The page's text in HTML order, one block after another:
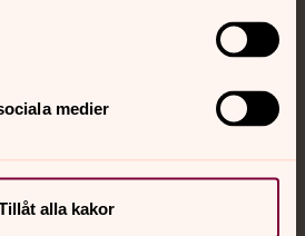
medier
alla kakor